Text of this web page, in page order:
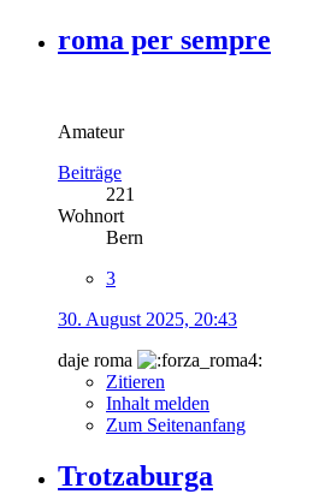
roma per sempre
Amateur
Beiträge
221
Wohnort
Bern
3
30. August 2025, 20:43
daje roma
Zitieren
Inhalt melden
Zum Seitenanfang
Trotzaburga